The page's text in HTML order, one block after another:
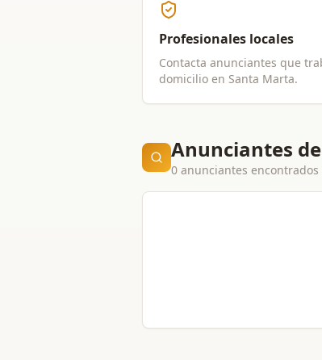
Profesionales locales
Contacta anunciantes que
domicilio en Santa Marta.
Anunciantes
0 anunciantes encontrados